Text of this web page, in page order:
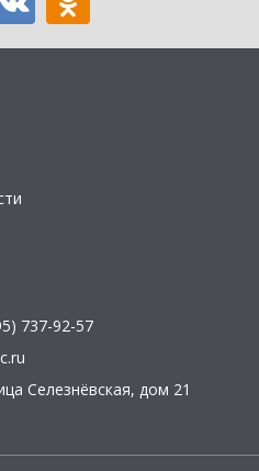
737-92-57
Селезнёвская, дом 21